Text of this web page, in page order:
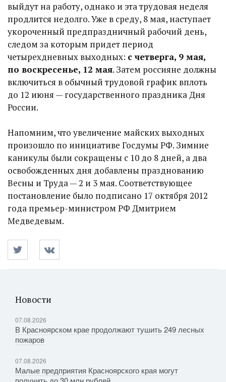
выйдут на работу, однако и эта трудовая неделя
продлится недолго. Уже в среду, 8 мая, наступает
укороченный предпраздничный рабочий день,
следом за которым придет период
четырехдневных выходных: с четверга, 9 мая,
по воскресенье, 12 мая. Затем россияне должны
включиться в обычный трудовой график вплоть
до 12 июня — государственного праздника Дня
России.
Напомним, что увеличение майских выходных
произошло по инициативе Госдумы РФ. Зимние
каникулы были сокращены с 10 до 8 дней, а два
освобожденных дня добавлены празднованию
Весны и Труда — 2 и 3 мая. Соответствующее
постановление было подписано 17 октября 2012
года премьер-министром РФ Дмитрием
Медведевым.
Новости
07.08.2026
В Красноярском крае продолжают тушить 249 лесных
пожаров
07.08.2026
Малые предприятия Красноярского края могут